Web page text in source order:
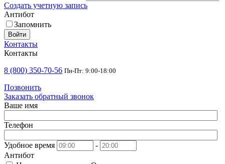
Создать учетную запись
Антибот
Запомнить
Войти
Контакты
Контакты
8 (800) 350-70-56 Пн-Пт: 9:00-18:00
Позвонить
Заказать обратный звонок
Ваше имя
Телефон
Удобное время
-
Антибот